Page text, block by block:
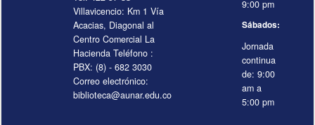
Villavicencio: Km 1 Vía
Acacias, Diagonal al
Centro Comercial La
Hacienda Teléfono :
PBX: (8) - 682 3030
Correo electrónico:
biblioteca@aunar.edu.co
9:00 pm
Sábados:
Jornada
continua
de: 9:00
am a
5:00 pm